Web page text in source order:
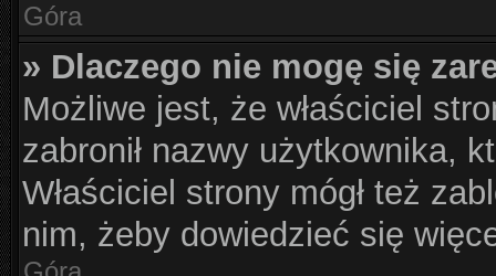
Góra
» Dlaczego nie mogę się
Możliwe jest, że właściciel
zabronił nazwy użytkownika,
Właściciel strony mógł też
nim, żeby dowiedzieć się